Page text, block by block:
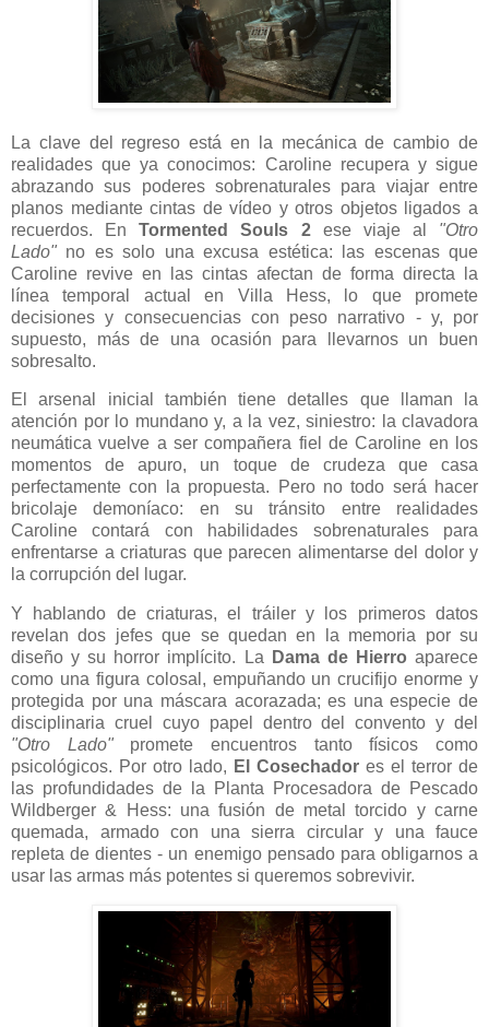
La clave del regreso está en la mecánica de cambio de
realidades que ya conocimos: Caroline recupera y sigue
abrazando sus poderes sobrenaturales para viajar entre
planos mediante cintas de vídeo y otros objetos ligados a
recuerdos. EnTormented Souls 2ese viaje al "Otro
Lado" no es solo una excusa estética: las escenas que
Caroline revive en las cintas afectan de forma directa la
línea temporal actual en Villa Hess, lo que promete
decisiones y consecuencias con peso narrativo - y, por
supuesto, más de una ocasión para llevarnos un buen
sobresalto.
El arsenal inicial también tiene detalles que llaman la
atención por lo mundano y, a la vez, siniestro: la clavadora
neumática vuelve a ser compañera fiel de Caroline en los
momentos de apuro, un toque de crudeza que casa
perfectamente con la propuesta. Pero no todo será hacer
bricolaje demoníaco: en su tránsito entre realidades
Caroline contará con habilidades sobrenaturales para
enfrentarse a criaturas que parecen alimentarse del dolor y
la corrupción del lugar.
Y hablando de criaturas, el tráiler y los primeros datos
revelan dos jefes que se quedan en la memoria por su
diseño y su horror implícito. La
Dama de Hierro aparece
como una figura colosal, empuñando un crucifijo enorme y
protegida por una máscara acorazada; es una especie de
disciplinaria cruel cuyo papel dentro del convento y del
"Otro Lado"promete encuentros tanto físicos como
psicológicos. Por otro lado, El Cosechador es el terror de
las profundidades de la Planta Procesadora de Pescado
Wildberger & Hess: una fusión de metal torcido y carne
quemada, armado con una sierra circular y una fauce
repleta de dientes - un enemigo pensado para obligarnos a
usar las armas más potentes si queremos sobrevivir.